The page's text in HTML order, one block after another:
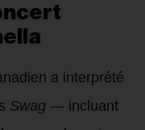
a interprété
Swag — incluant